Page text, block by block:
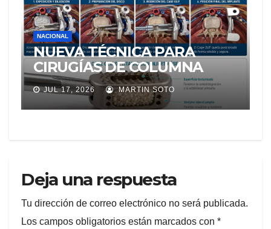
NACIONAL
NUEVA TÉCNICA PARA
CIRUGÍAS DE COLUMNA
LLEGA A ECUADOR Y
AMPLÍA LAS OPCIONES
PARA PACIENTES CON
JUL 17, 2026 MARTIN SOTO
Deja una respuesta
Tu dirección de correo electrónico no será publicada.
Los campos obligatorios están marcados con *